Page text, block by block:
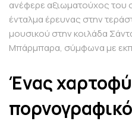
ανέφερε αξιωματούχος του
ένταλμα έρευνας στην
μουσικού στην κοιλάδα
Μπάρμπαρα, σύμφωνα με
Ένας